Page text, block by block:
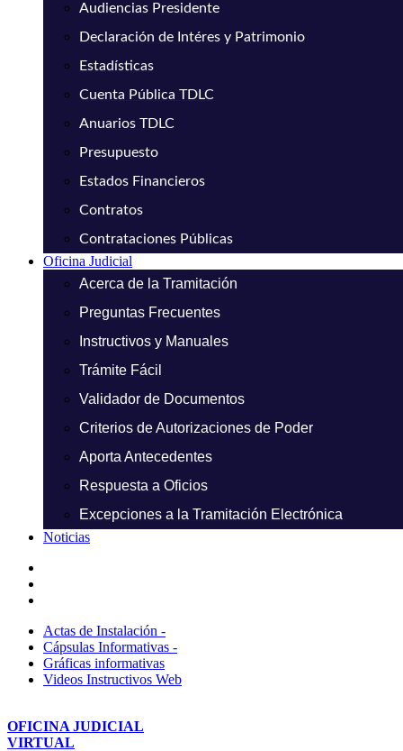
Audiencias Presidente
Declaración de Intéres y Patrimonio
Estadísticas
Cuenta Pública TDLC
Anuarios TDLC
Presupuesto
Estados Financieros
Contratos
Contrataciones Públicas
Oficina Judicial
Acerca de la Tramitación
Preguntas Frecuentes
Instructivos y Manuales
Trámite Fácil
Validador de Documentos
Criterios de Autorizaciones de Poder
Aporta Antecedentes
Respuesta a Oficios
Excepciones a la Tramitación Electrónica
Noticias
Actas de Instalación -
Cápsulas Informativas -
Gráficas informativas
Videos Instructivos Web
OFICINA JUDICIAL
VIRTUAL